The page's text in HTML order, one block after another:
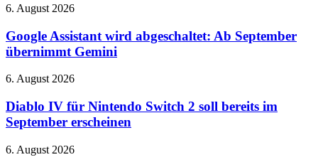
Lern-
Google
wird
abgeschaltet:
Ab
übernimmt
6. August 2026
Google Assistant wird abgeschaltet: Ab September
übernimmt Gemini
Diablo
für
Nintendo
Switch
soll
6. August 2026
Diablo IV für Nintendo Switch 2 soll bereits im
September erscheinen
Neue
6. August 2026